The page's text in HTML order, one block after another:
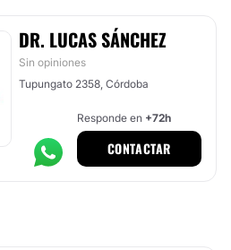
DR. LUCAS SÁNCHEZ
Sin opiniones
Tupungato 2358, Córdoba
Responde en +72h
CONTACTAR